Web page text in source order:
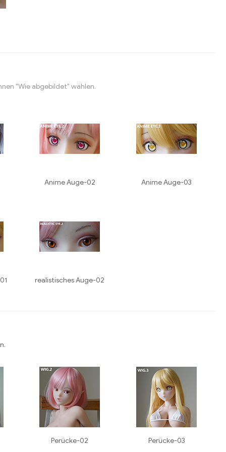
"Wie abgebildet" wählen.
Anime Auge-02 Anime Auge-03
realistisches Auge-02
Perücke-02 Perücke-03